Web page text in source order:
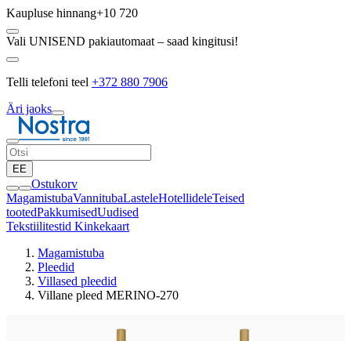
Kaupluse hinnang+10 720
Vali UNISEND pakiautomaat – saad kingitusi!
Telli telefoni teel +372 880 7906
Äri jaoks
EE
Ostukorv
MagamistubaVannitubaLasteleHotellideleTeised
tootedPakkumisedUudised
Tekstiilitestid Kinkekaart
Magamistuba
Pleedid
Villased pleedid
Villane pleed MERINO-270